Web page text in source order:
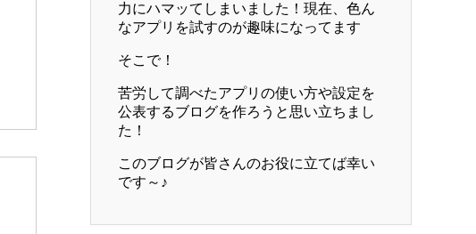
力にハマッてしまいました！現在、色ん
なアプリを試すのが趣味になってます
そこで！
苦労して調べたアプリの使い方や設定を
公表するブログを作ろうと思い立ちまし
た！
このブログが皆さんのお役に立てば幸い
です～♪